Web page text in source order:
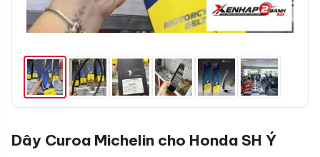
Dây Curoa Michelin cho Honda SH Ý